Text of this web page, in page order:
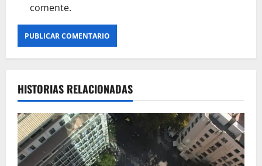
comente.
HISTORIAS RELACIONADAS